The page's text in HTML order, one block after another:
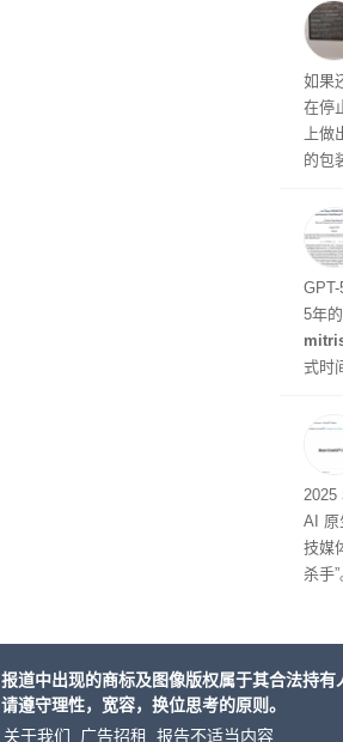
蓝
ra的
生产
如果
在停
上
的包
初
题
5年
式时
2025
AI 原
技媒
杀手
报道中出现的商标及图像版权属于其合法持
请遵守理性，宽容，换位思考的原则。
关于我们
广告招租
报告不适当内容